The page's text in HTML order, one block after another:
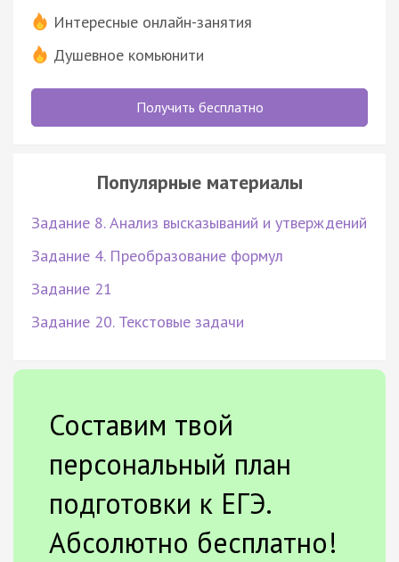
Интересные онлайн-занятия
Душевное комьюнити
Получить бесплатно
Популярные материалы
Задание 8. Анализ высказываний и утверждений
Задание 4. Преобразование формул
Задание 21
Задание 20. Текстовые задачи
Составим твой
персональный план
подготовки к ЕГЭ.
Абсолютно бесплатно!